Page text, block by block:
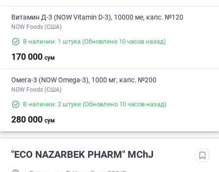
Витамин Д-3 (NOW Vitamin D-3), 10000 ме, капс. №120
NOW Foods (США)
В наличии: 1 штука (Обновлено 10 часов назад)
170 000 сум
Омега-3 (NOW Omega-3), 1000 мг, капс. №200
NOW Foods (США)
В наличии: 2 штуки (Обновлено 10 часов назад)
280 000 сум
"ECO NAZARBEK PHARM" MChJ